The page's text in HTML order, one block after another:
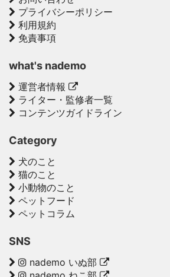
プライバシーポリシー
利用規約
免責事項
what's nademo
運営者情報
ライター・監修者一覧
コンテンツガイドライン
Category
犬のこと
猫のこと
小動物のこと
ペットフード
ペットコラム
SNS
nademo いぬ部